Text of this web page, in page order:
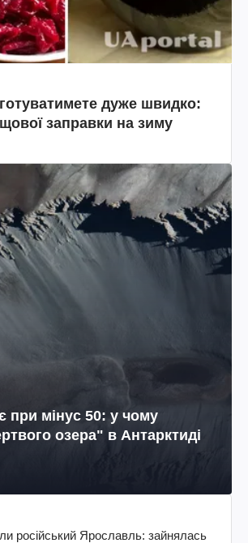
дуже швидко:
заправки на зиму
при мінус 50: у чому
озера" в Антарктиді
російський Ярославль: зайнялась